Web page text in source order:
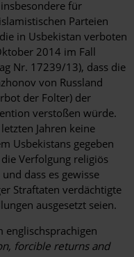
für
Parteien
in Usbekistan verboten
2014 im Fall
Nr. 17239/13), dass die
von Russland
der Folter) der
verstoßen würde.
Jahren keine
Usbekistans gegeben
Verfolgung religiös
dass es gewisse
Straftaten verdächtigte
ausgesetzt seien.
forcible returns and